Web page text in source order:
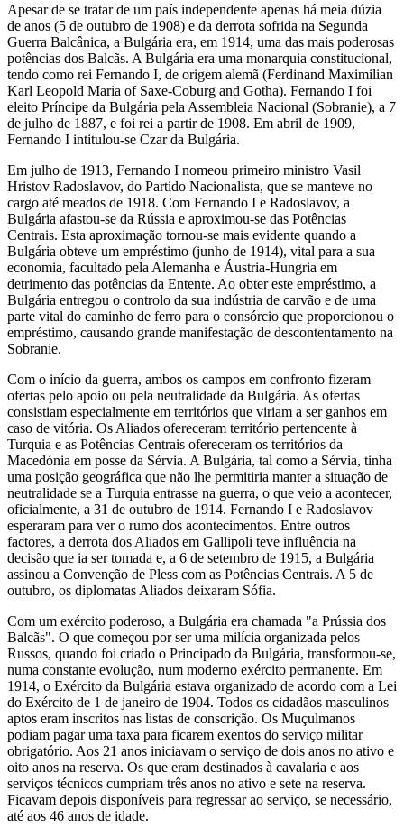
Apesar de se tratar de um país independente apenas há meia dúzia
de anos (5 de outubro de 1908) e da derrota sofrida na Segunda
Guerra Balcânica, a Bulgária era, em 1914, uma das mais poderosas
potências dos Balcãs. A Bulgária era uma monarquia constitucional,
tendo como rei Fernando I, de origem alemã (Ferdinand Maximilian
Karl Leopold Maria of Saxe-Coburg and Gotha). Fernando I foi
eleito Príncipe da Bulgária pela Assembleia Nacional (Sobranie), a 7
de julho de 1887, e foi rei a partir de 1908. Em abril de 1909,
Fernando I intitulou-se Czar da Bulgária.
Em julho de 1913, Fernando I nomeou primeiro ministro Vasil
Hristov Radoslavov, do Partido Nacionalista, que se manteve no
cargo até meados de 1918. Com Fernando I e Radoslavov, a
Bulgária afastou-se da Rússia e aproximou-se das Potências
Centrais. Esta aproximação tornou-se mais evidente quando a
Bulgária obteve um empréstimo (junho de 1914), vital para a sua
economia, facultado pela Alemanha e Áustria-Hungria em
detrimento das potências da Entente. Ao obter este empréstimo, a
Bulgária entregou o controlo da sua indústria de carvão e de uma
parte vital do caminho de ferro para o consórcio que proporcionou o
empréstimo, causando grande manifestação de descontentamento na
Sobranie.
Com o início da guerra, ambos os campos em confronto fizeram
ofertas pelo apoio ou pela neutralidade da Bulgária. As ofertas
consistiam especialmente em territórios que viriam a ser ganhos em
caso de vitória. Os Aliados ofereceram território pertencente à
Turquia e as Potências Centrais ofereceram os territórios da
Macedónia em posse da Sérvia. A Bulgária, tal como a Sérvia, tinha
uma posição geográfica que não lhe permitiria manter a situação de
neutralidade se a Turquia entrasse na guerra, o que veio a acontecer,
oficialmente, a 31 de outubro de 1914. Fernando I e Radoslavov
esperaram para ver o rumo dos acontecimentos. Entre outros
factores, a derrota dos Aliados em Gallipoli teve influência na
decisão que ia ser tomada e, a 6 de setembro de 1915, a Bulgária
assinou a Convenção de Pless com as Potências Centrais. A 5 de
outubro, os diplomatas Aliados deixaram Sófia.
Com um exército poderoso, a Bulgária era chamada "a Prússia dos
Balcãs". O que começou por ser uma milícia organizada pelos
Russos, quando foi criado o Principado da Bulgária, transformou-se,
numa constante evolução, num moderno exército permanente. Em
1914, o Exército da Bulgária estava organizado de acordo com a Lei
do Exército de 1 de janeiro de 1904. Todos os cidadãos masculinos
aptos eram inscritos nas listas de conscrição. Os Muçulmanos
podiam pagar uma taxa para ficarem exentos do serviço militar
obrigatório. Aos 21 anos iniciavam o serviço de dois anos no ativo e
oito anos na reserva. Os que eram destinados à cavalaria e aos
serviços técnicos cumpriam três anos no ativo e sete na reserva.
Ficavam depois disponíveis para regressar ao serviço, se necessário,
até aos 46 anos de idade.